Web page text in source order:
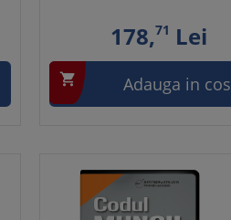
178,71 Lei
 Adauga in cos